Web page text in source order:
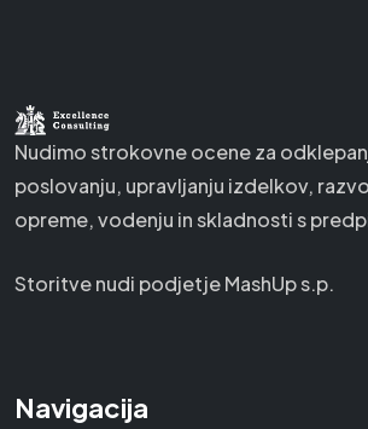
Nudimo strokovne ocene za
poslovanju, upravljanju izdelkov,
opreme, vodenju in skladnosti s
Storitve nudi podjetje MashUp s.p.
Navigacija